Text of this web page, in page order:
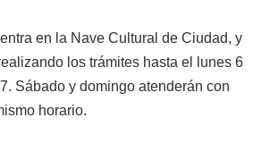
en la Nave Cultural de Ciudad, y
los trámites hasta el lunes 6
Sábado y domingo atenderán con
horario.